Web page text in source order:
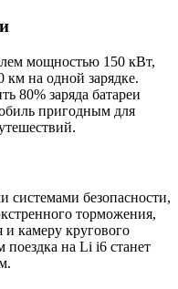
мощностью 150 кВт,
км на одной зарядке.
80% заряда батареи
пригодным для
безопасности,
торможения,
камеру кругового
поездка на Li i6 станет